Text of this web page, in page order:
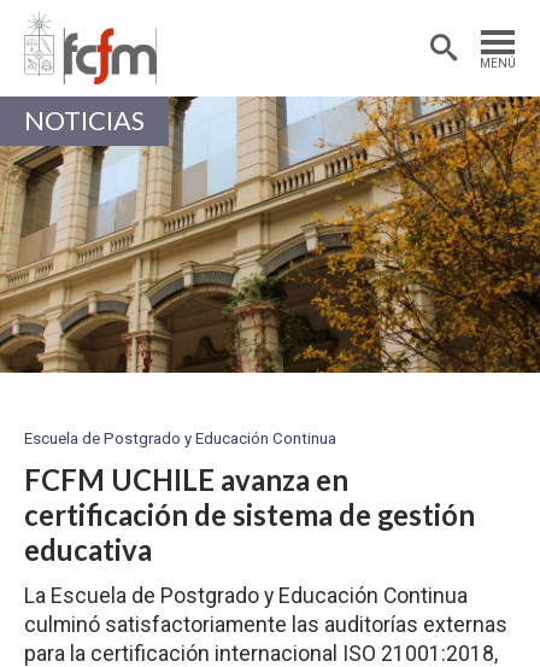
MENÚ
Estudiantes
Académicas/os
NOTICIAS
Escuela de Postgrado y Educación Continua
FCFM UCHILE avanza en
certificación de sistema de gestión
educativa
La Escuela de Postgrado y Educación Continua
culminó satisfactoriamente las auditorías externas
para la certificación internacional ISO 21001:2018,